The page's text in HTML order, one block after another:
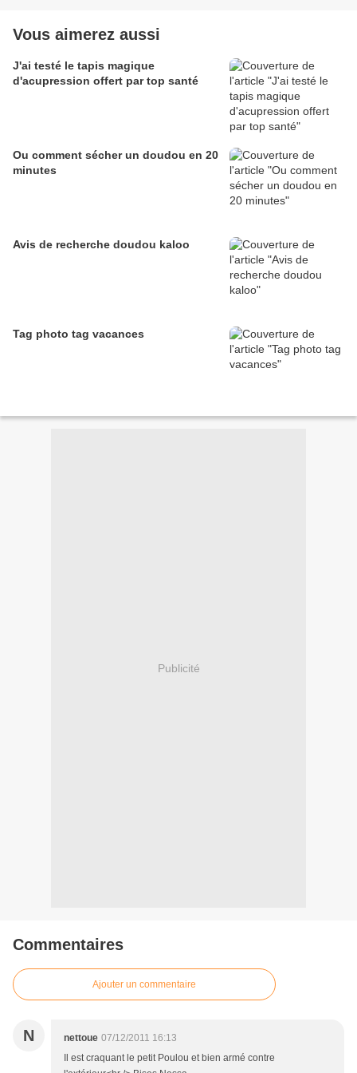
Vous aimerez aussi
J'ai testé le tapis magique
d'acupression offert par top santé
Ou comment sécher un doudou en 20
minutes
Avis de recherche doudou kaloo
Tag photo tag vacances
Publicité
Commentaires
Ajouter un commentaire
N nettoue 07/12/2011 16:13
Il est craquant le petit Poulou et bien armé contre